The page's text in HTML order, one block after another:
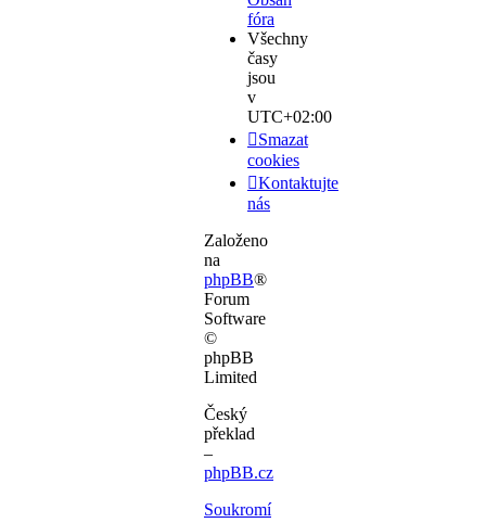
fóra
Všechny
časy
jsou
v
UTC+02:00
Smazat
cookies
Kontaktujte
nás
Založeno
na
phpBB®
Forum
Software
©
phpBB
Limited
Český
překlad
–
phpBB.cz
Soukromí